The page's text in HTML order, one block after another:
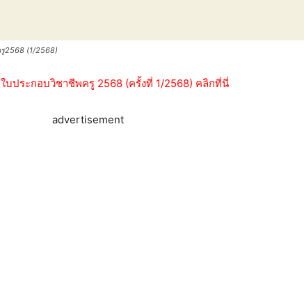
2568 (1/2568)
บประกอบวิชาชีพครู 2568 (ครั้งที่ 1/2568) คลิกที่นี่
advertisement